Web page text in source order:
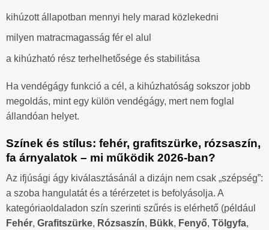
kihúzott állapotban mennyi hely marad közlekedni
milyen matracmagasság fér el alul
a kihúzható rész terhelhetősége és stabilitása
Ha vendégágy funkció a cél, a kihúzhatóság sokszor jobb
megoldás, mint egy külön vendégágy, mert nem foglal
állandóan helyet.
Színek és stílus: fehér, grafitszürke, rózsaszín,
fa árnyalatok – mi működik 2026-ban?
Az ifjúsági ágy kiválasztásánál a dizájn nem csak „szépség”:
a szoba hangulatát és a térérzetet is befolyásolja. A
kategóriaoldaladon szín szerinti szűrés is elérhető (például
Fehér, Grafitszürke, Rózsaszín, Bükk, Fenyő, Tölgyfa,